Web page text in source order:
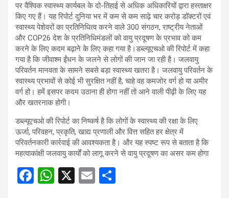
पर वैश्विक स्वास्थ्य कार्यबल के दो-तिहाई से अधिक अधिकारियों द्वारा हस्ताक्षर
किए गए हैं। यह रिपोर्ट दुनिया भर में कम से कम साढ़े चार करोड़ डॉक्टरों एवं
स्वास्थ्य पेशेवरों का प्रतिनिधित्व करने वाले 300 संगठन, राष्ट्रीय नेताओं
और COP26 देश के प्रतिनिधिमंडलों को वायु प्रदूषण के प्रभाव को कम
करने के लिए कदम बढ़ाने के लिए कहा गया है।डब्ल्यूएचओ की रिपोर्ट में कहा
गया है कि जीवाश्म ईंधन के जलने से लोगों की जान जा रही है। जलवायु
परिवर्तन मानवता के सामने सबसे बड़ा स्वास्थ्य खतरा है। जलवायु परिवर्तन के
स्वास्थ्य प्रभावों से कोई भी सुरक्षित नहीं है, चाहे वह कमजोर वर्ग हो या अमीर
वर्ग हो। हमें इसपर कदम उठाना ही होगा नहीं तो आने वाली पीढ़ी के लिए यह
और खतरनाक होगी।
डब्ल्यूएचओ की रिपोर्ट का निष्कर्ष है कि लोगों के स्वास्थ्य की रक्षा के लिए
ऊर्जा, परिवहन, प्रकृति, खाद्य प्रणाली और वित्त सहित हर क्षेत्र में
परिवर्तनकारी कार्रवाई की आवश्यकता है। और यह स्पष्ट रूप से बताता है कि
महत्वाकांक्षी जलवायु कार्यों को लागू करने से वायु प्रदूषण का असर कम होगा
F
W X
E